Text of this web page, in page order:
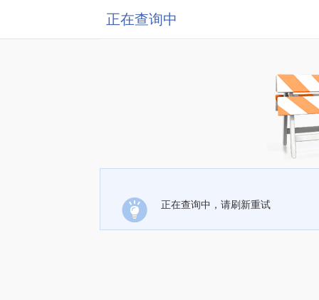
正在查询中
正在查询中，请刷新重试